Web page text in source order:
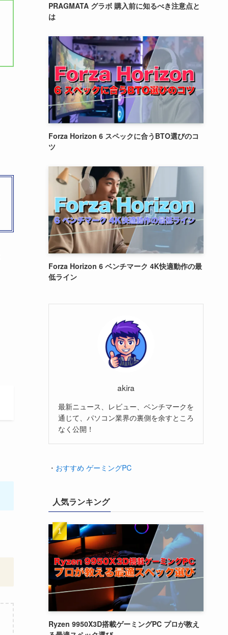
PRAGMATA グラボ 購入前に知るべき注意点と
は
Forza Horizon 6 スペックに合うBTO選びのコ
ツ
Forza Horizon 6 ベンチマーク 4K快適動作の最
低ライン
akira
最新ニュース、レビュー、ベンチマークを
通じて、パソコン業界の裏側を余すところ
なく公開！
・ おすすめ ゲーミングPC
人気ランキング
Ryzen 9950X3D搭載ゲーミングPC プロが教え